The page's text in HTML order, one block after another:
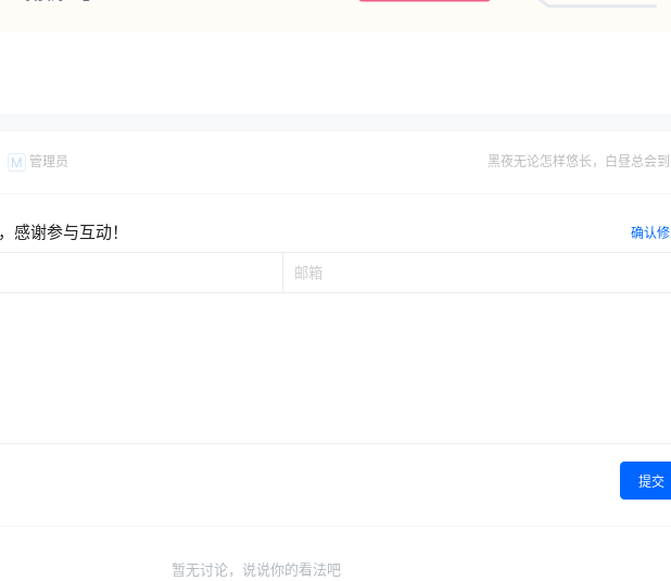
M 管理员 黑夜无论怎样悠长，白昼总会
感谢参与互动！ 确认
提交
暂无讨论，说说你的看法吧